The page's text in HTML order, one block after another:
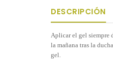
DESCRIPCIÓN
Aplicar el gel siempre
la mañana tras la
gel.